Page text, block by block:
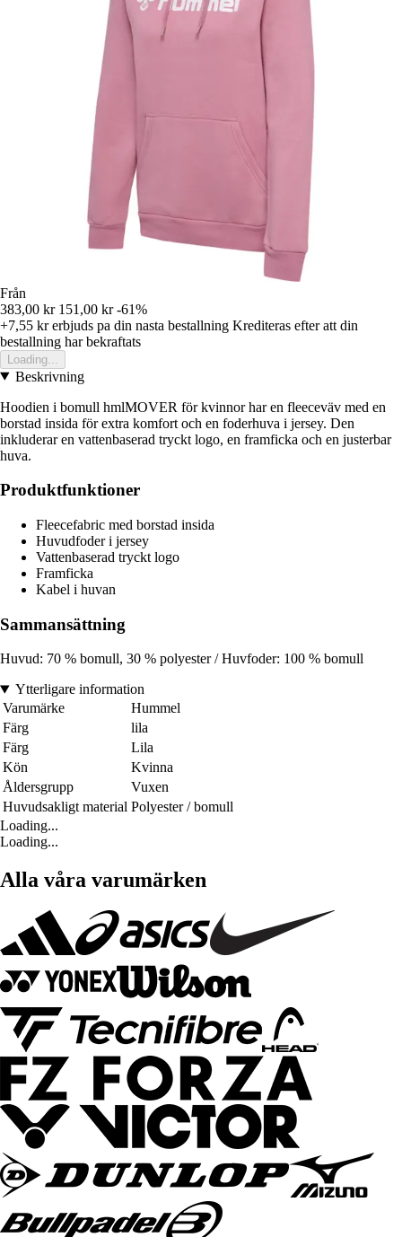
Från
383,00 kr 151,00 kr -61%
+7,55 krerbjuds pa din nasta bestallning Krediteras efter att din
bestallning har bekraftats
Loading...
Beskrivning
Hoodien i bomull hmlMOVER för kvinnor har en fleeceväv med en
borstad insida för extra komfort och en foderhuva i jersey. Den
inkluderar en vattenbaserad tryckt logo, en framficka och en justerbar
huva.
Produktfunktioner
Fleecefabric med borstad insida
Huvudfoder i jersey
Vattenbaserad tryckt logo
Framficka
Kabel i huvan
Sammansättning
Huvud: 70 % bomull, 30 % polyester / Huvfoder: 100 % bomull
Ytterligare information
Varumärke
Hummel
Färg
lila
Färg
Lila
Kön
Kvinna
Åldersgrupp
Vuxen
Huvudsakligt material Polyester / bomull
Loading...
Loading...
Alla våra varumärken